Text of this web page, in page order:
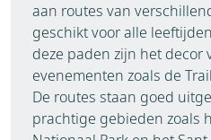
aan routes van
geschikt voor alle
deze paden zijn het decor
evenementen zoals de
De routes staan goed
prachtige gebieden zoals